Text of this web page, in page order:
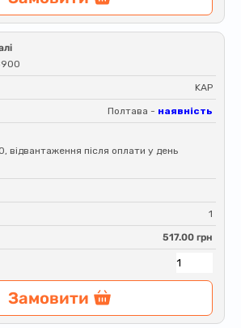
KAP
Полтава - наявність
відвантаження після оплати у день
1
517.00 грн
Замовити